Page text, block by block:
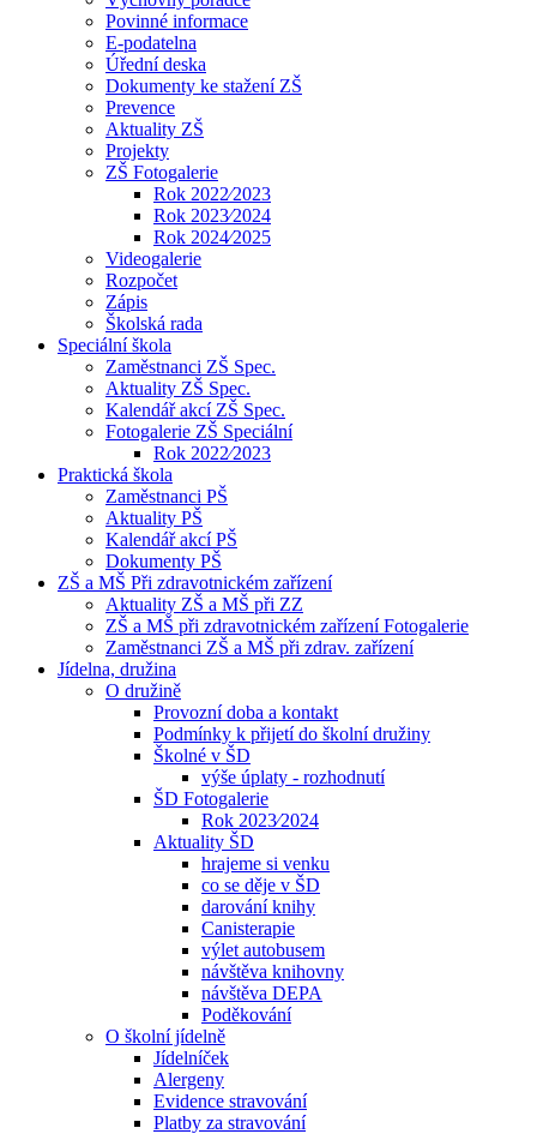
Povinné informace
E-podatelna
Úřední deska
Dokumenty ke stažení ZŠ
Prevence
Aktuality ZŠ
Projekty
ZŠ Fotogalerie
Rok 2022⁄2023
Rok 2023⁄2024
Rok 2024⁄2025
Videogalerie
Rozpočet
Zápis
Školská rada
Speciální škola
Zaměstnanci ZŠ Spec.
Aktuality ZŠ Spec.
Kalendář akcí ZŠ Spec.
Fotogalerie ZŠ Speciální
Rok 2022⁄2023
Praktická škola
Zaměstnanci PŠ
Aktuality PŠ
Kalendář akcí PŠ
Dokumenty PŠ
ZŠ a MŠ Při zdravotnickém zařízení
Aktuality ZŠ a MŠ při ZZ
ZŠ a MŠ při zdravotnickém zařízení Fotogalerie
Zaměstnanci ZŠ a MŠ při zdrav. zařízení
Jídelna, družina
O družině
Provozní doba a kontakt
Podmínky k přijetí do školní družiny
Školné v ŠD
výše úplaty - rozhodnutí
ŠD Fotogalerie
Rok 2023⁄2024
Aktuality ŠD
hrajeme si venku
co se děje v ŠD
darování knihy
Canisterapie
výlet autobusem
návštěva knihovny
návštěva DEPA
Poděkování
O školní jídelně
Jídelníček
Alergeny
Evidence stravování
Platby za stravování